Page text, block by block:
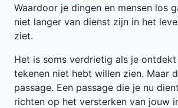
Waardoor je dingen en mensen los
niet langer van dienst zijn in het
ziet.
Het is soms verdrietig als je
tekenen niet hebt willen zien. Maar
passage. Een passage die je nu
richten op het versterken van jouw